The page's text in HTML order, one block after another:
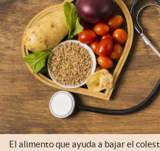
El alimento que ayuda a bajar el